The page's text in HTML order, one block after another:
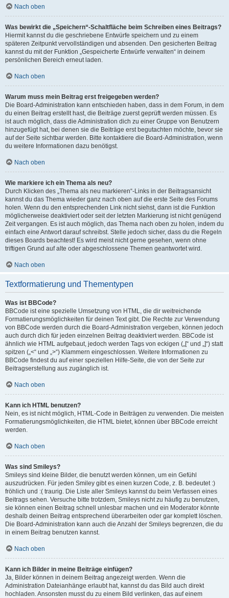
Nach oben
Was bewirkt die „Speichern“-Schaltfläche beim Schreiben eines Beitrags?
Hiermit kannst du die geschriebene Entwürfe speichern und zu einem
späteren Zeitpunkt vervollständigen und absenden. Den gesicherten Beitrag
kannst du mit der Funktion „Gespeicherte Entwürfe verwalten“ in deinem
persönlichen Bereich erneut laden.
Nach oben
Warum muss mein Beitrag erst freigegeben werden?
Die Board-Administration kann entschieden haben, dass in dem Forum, in dem
du einen Beitrag erstellt hast, die Beiträge zuerst geprüft werden müssen. Es
ist auch möglich, dass die Administration dich zu einer Gruppe von Benutzern
hinzugefügt hat, bei denen sie die Beiträge erst begutachten möchte, bevor sie
auf der Seite sichtbar werden. Bitte kontaktiere die Board-Administration, wenn
du weitere Informationen dazu benötigst.
Nach oben
Wie markiere ich ein Thema als neu?
Durch Klicken des „Thema als neu markieren“-Links in der Beitragsansicht
kannst du das Thema wieder ganz nach oben auf die erste Seite des Forums
holen. Wenn du den entsprechenden Link nicht siehst, dann ist die Funktion
möglicherweise deaktiviert oder seit der letzten Markierung ist nicht genügend
Zeit vergangen. Es ist auch möglich, das Thema nach oben zu holen, indem du
einfach eine Antwort darauf schreibst. Stelle jedoch sicher, dass du die Regeln
dieses Boards beachtest! Es wird meist nicht gerne gesehen, wenn ohne
triftigen Grund auf alte oder abgeschlossene Themen geantwortet wird.
Nach oben
Textformatierung und Thementypen
Was ist BBCode?
BBCode ist eine spezielle Umsetzung von HTML, die dir weitreichende
Formatierungsmöglichkeiten für deinen Text gibt. Die Rechte zur Verwendung
von BBCode werden durch die Board-Administration vergeben, können jedoch
auch durch dich für jeden einzelnen Beitrag deaktiviert werden. BBCode ist
ähnlich wie HTML aufgebaut, jedoch werden Tags von eckigen („[“ und „]“) statt
spitzen („<“ und „>“) Klammern eingeschlossen. Weitere Informationen zu
BBCode findest du auf einer speziellen Hilfe-Seite, die von der Seite zur
Beitragserstellung aus zugänglich ist.
Nach oben
Kann ich HTML benutzen?
Nein, es ist nicht möglich, HTML-Code in Beiträgen zu verwenden. Die meisten
Formatierungsmöglichkeiten, die HTML bietet, können über BBCode erreicht
werden.
Nach oben
Was sind Smileys?
Smileys sind kleine Bilder, die benutzt werden können, um ein Gefühl
auszudrücken. Für jeden Smiley gibt es einen kurzen Code, z. B. bedeutet :)
fröhlich und :( traurig. Die Liste aller Smileys kannst du beim Verfassen eines
Beitrags sehen. Versuche bitte trotzdem, Smileys nicht zu häufig zu benutzen,
sie können einen Beitrag schnell unlesbar machen und ein Moderator könnte
deshalb deinen Beitrag entsprechend überarbeiten oder gar komplett löschen.
Die Board-Administration kann auch die Anzahl der Smileys begrenzen, die du
in einem Beitrag benutzen kannst.
Nach oben
Kann ich Bilder in meine Beiträge einfügen?
Ja, Bilder können in deinem Beitrag angezeigt werden. Wenn die
Administration Dateianhänge erlaubt hat, kannst du das Bild auch direkt
hochladen. Ansonsten musst du zu einem Bild verlinken, das auf einem